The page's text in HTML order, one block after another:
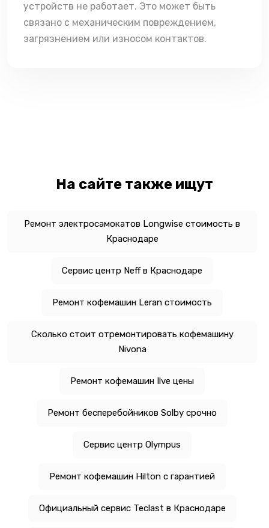
устройств не работает. Это может быть
связано с механическим повреждением,
загрязнением или износом контактов.
На сайте также ищут
Ремонт электросамокатов Longwise стоимость в
Краснодаре
Сервис центр Neff в Краснодаре
Ремонт кофемашин Leran стоимость
Сколько стоит отремонтировать кофемашину
Nivona
Ремонт кофемашин Ilve цены
Ремонт бесперебойников Solby срочно
Сервис центр Olympus
Ремонт кофемашин Hilton с гарантией
Официальный сервис Teclast в Краснодаре